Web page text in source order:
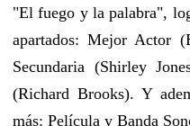
"El fuego y la palabra",
apartados: Mejor Actor
Secundaria (Shirley
(Richard Brooks). Y
más: Película y Banda